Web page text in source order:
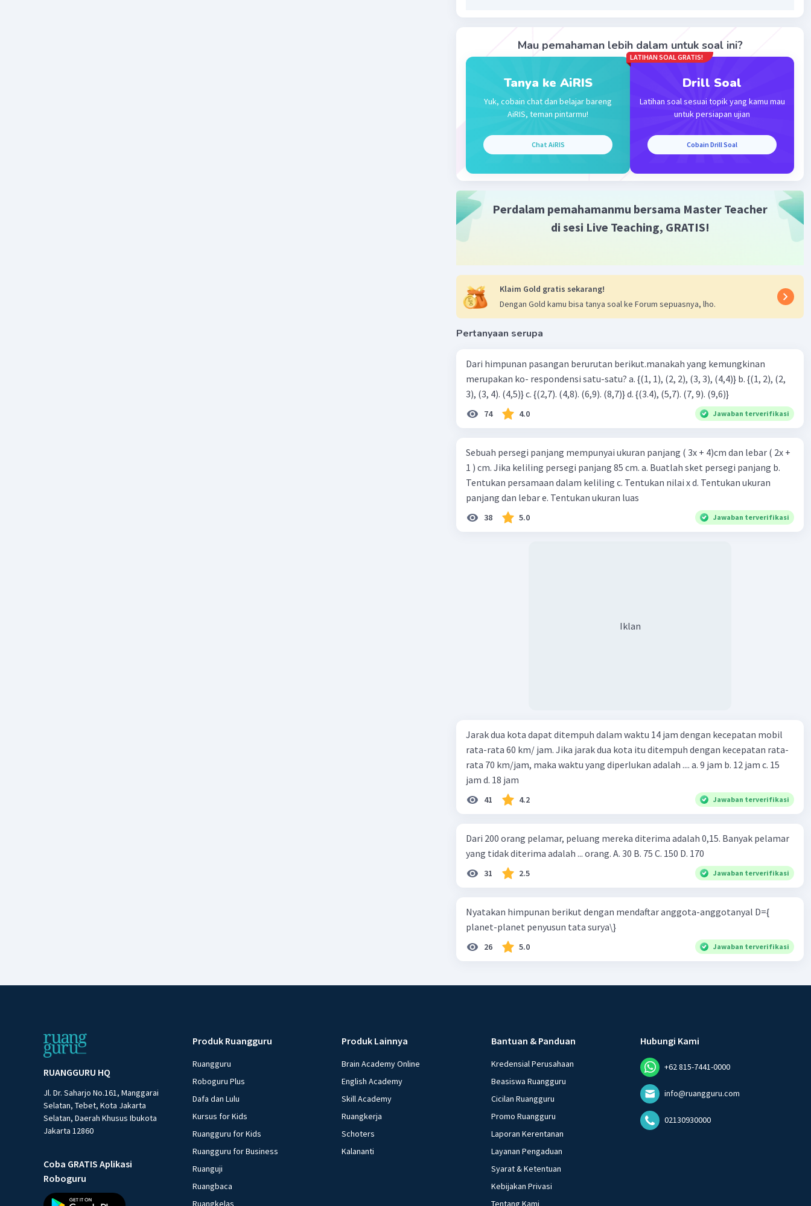
Beri Rating·5.0(1) Balas
Mau pemahaman lebih dalam untuk soal ini?
Tanya ke AiRIS
Yuk, cobain chat dan belajar bareng
AiRIS, teman pintarmu!
Chat AiRIS
LATIHAN SOAL GRATIS!
Drill Soal
Latihan soal sesuai topik yang kamu mau
untuk persiapan ujian
Cobain Drill Soal
Perdalam pemahamanmu bersama Master Teacher
di sesi Live Teaching, GRATIS!
Klaim Gold gratis sekarang!
Dengan Gold kamu bisa tanya soal ke Forum sepuasnya, lho.
Pertanyaan serupa
Dari himpunan pasangan berurutan berikut.manakah yang kemungkinan
merupakan ko- respondensi satu-satu? a. {(1, 1), (2, 2), (3, 3), (4,4)} b. {(1, 2), (2,
3), (3, 4). (4,5)} c. {(2,7). (4,8). (6,9). (8,7)} d. {(3.4), (5,7). (7, 9). (9,6)}
74 4.0 Jawaban terverifikasi
Sebuah persegi panjang mempunyai ukuran panjang ( 3x + 4)cm dan lebar ( 2x +
1 ) cm. Jika keliling persegi panjang 85 cm. a. Buatlah sket persegi panjang b.
Tentukan persamaan dalam keliling c. Tentukan nilai x d. Tentukan ukuran
panjang dan lebar e. Tentukan ukuran luas
38 5.0 Jawaban terverifikasi
Iklan
Jarak dua kota dapat ditempuh dalam waktu 14 jam dengan kecepatan mobil
rata-rata 60 km/ jam. Jika jarak dua kota itu ditempuh dengan kecepatan rata-
rata 70 km/jam, maka waktu yang diperlukan adalah .... a. 9 jam b. 12 jam c. 15
jam d. 18 jam
41 4.2 Jawaban terverifikasi
Dari 200 orang pelamar, peluang mereka diterima adalah 0,15. Banyak pelamar
yang tidak diterima adalah ... orang. A. 30 B. 75 C. 150 D. 170
31 2.5 Jawaban terverifikasi
Nyatakan himpunan berikut dengan mendaftar anggota-anggotanyal D={
planet-planet penyusun tata surya\}
26 5.0 Jawaban terverifikasi
RUANGGURU HQ
Jl. Dr. Saharjo No.161, Manggarai
Selatan, Tebet, Kota Jakarta
Selatan, Daerah Khusus Ibukota
Jakarta 12860
Coba GRATIS Aplikasi
Roboguru
Produk Ruangguru
Ruangguru
Roboguru Plus
Dafa dan Lulu
Kursus for Kids
Ruangguru for Kids
Ruangguru for Business
Ruanguji
Ruangbaca
Ruangkelas
Produk Lainnya
Brain Academy Online
English Academy
Skill Academy
Ruangkerja
Schoters
Kalananti
Bantuan & Panduan
Kredensial Perusahaan
Beasiswa Ruangguru
Cicilan Ruangguru
Promo Ruangguru
Laporan Kerentanan
Layanan Pengaduan
Syarat & Ketentuan
Kebijakan Privasi
Tentang Kami
Hubungi Kami
+62 815-7441-0000
info@ruangguru.com
02130930000